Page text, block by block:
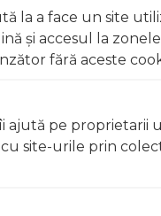
- dungi bleu trc5 a fost
la a face un site
şi accesul la
fără aceste
ajută pe proprietarii
site-urile prin